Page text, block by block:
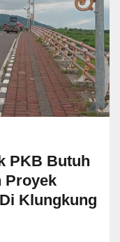
PKB Butuh
Proyek
Klungkung